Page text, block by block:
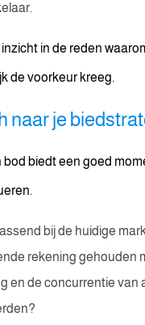
in de reden
de voorkeur kreeg.
naar je
bod biedt een goed
bij de huidige
rekening gehouden
en de concurrentie van